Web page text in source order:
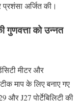
अर्जित की।
गुणवत्ता को उन्नत
मीटर और
माप के लिए बनाए गए
J27 पोर्टेबिलिटी की